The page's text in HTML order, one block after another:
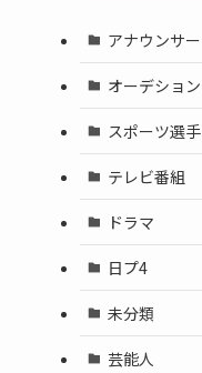
アナウンサー
オーデション
スポーツ選手
テレビ番組
ドラマ
日プ4
未分類
芸能人